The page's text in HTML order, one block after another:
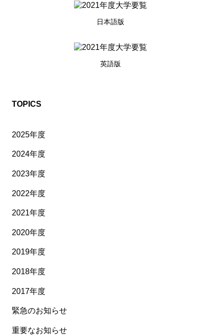
日本語版
英語版
TOPICS
2025年度
2024年度
2023年度
2022年度
2021年度
2020年度
2019年度
2018年度
2017年度
緊急のお知らせ
重要なお知らせ